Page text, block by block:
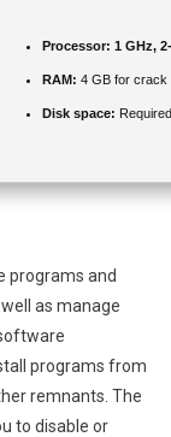
Processor: 1 GHz,
RAM: 4 GB for crack
Disk space:
programs and
as manage
programs from
remnants. The
to disable or